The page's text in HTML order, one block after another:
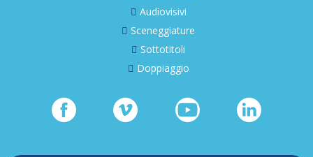
Audiovisivi
Sceneggiature
Sottotitoli
Doppiaggio